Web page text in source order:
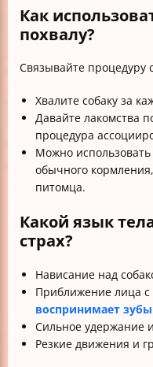
Как
похвалу?
Связывайте
Хвалите собаку за
Давайте лакомства
процедура
Можно
обычного
питомца.
Какой язык
страх?
Нависание над
Приближение лица
воспринимает зубы
Сильное удержание
Резкие движения и